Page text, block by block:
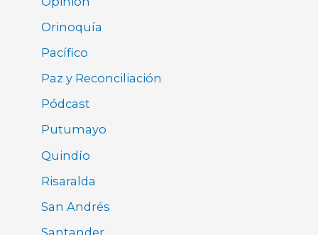
Orinoquía
Pacífico
Paz y Reconciliación
Pódcast
Putumayo
Quindío
Risaralda
San Andrés
Santander